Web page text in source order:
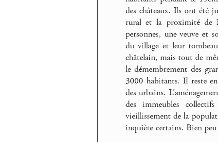
des châteaux. Ils ont été
rural et la proximité
personnes, une veuve et
du village et leur
châtelain, mais tout de
le démembrement des
3000 habitants. Il reste
des urbains.
des immeubles
vieillissement de la
inquiète certains. Bien